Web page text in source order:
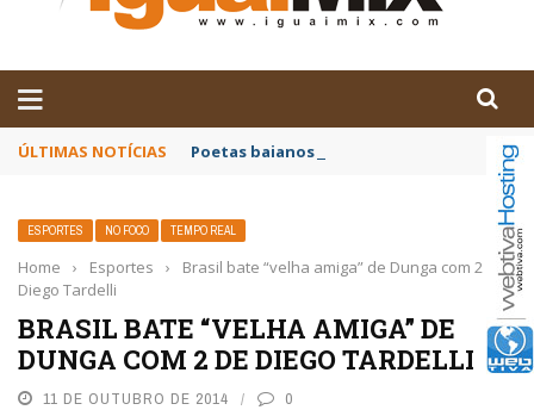
ÚLTIMAS NOTÍCIAS Poetas baianos representam o Brasil no
ESPORTES NO FOCO TEMPO REAL
Home › Esportes ›
Brasil bate “velha amiga” de Dunga com 2 de
Diego Tardelli
BRASIL BATE “VELHA AMIGA” DE
DUNGA COM 2 DE DIEGO TARDELLI
11 DE OUTUBRO DE 2014 0